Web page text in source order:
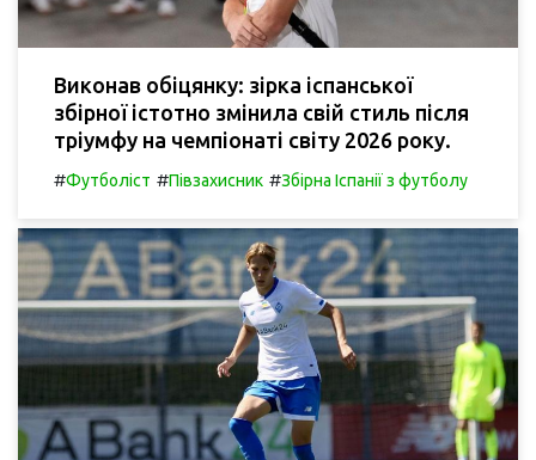
Виконав обіцянку: зірка іспанської
збірної істотно змінила свій стиль після
тріумфу на чемпіонаті світу 2026 року.
#Футболіст #Півзахисник #Збірна Іспанії з футболу